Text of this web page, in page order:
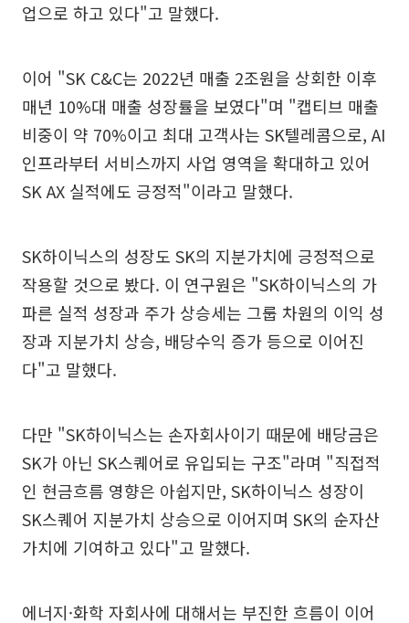
업으로 하고 있다"고 말했다.
이어 "SK C&C는 2022년 매출 2조원을 상회한 이후
매년 10%대 매출 성장률을 보였다"며 "캡티브 매출
비중이 약 70%이고 최대 고객사는 SK텔레콤으로, AI
인프라부터 서비스까지 사업 영역을 확대하고 있어
SK AX 실적에도 긍정적"이라고 말했다.
SK하이닉스의 성장도 SK의 지분가치에 긍정적으로
작용할 것으로 봤다. 이 연구원은 "SK하이닉스의 가
파른 실적 성장과 주가 상승세는 그룹 차원의 이익 성
장과 지분가치 상승, 배당수익 증가 등으로 이어진
다"고 말했다.
다만 "SK하이닉스는 손자회사이기 때문에 배당금은
SK가 아닌 SK스퀘어로 유입되는 구조"라며 "직접적
인 현금흐름 영향은 아쉽지만, SK하이닉스 성장이
SK스퀘어 지분가치 상승으로 이어지며 SK의 순자산
가치에 기여하고 있다"고 말했다.
에너지·화학 자회사에 대해서는 부진한 흐름이 이어